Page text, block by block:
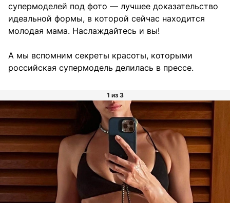
супермоделей под фото — лучшее доказательство
идеальной формы, в которой сейчас находится
молодая мама. Наслаждайтесь и вы!
А мы вспомним секреты красоты, которыми
российская супермодель делилась в прессе.
1 из 3